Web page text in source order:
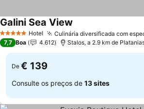
5 Estrelas Hotel Culinária diversificada com
Galini Sea View
7,7 Boa 4.612 Stalos, a 2.9 km de
De € 139
Consulte os preços de 13 sites